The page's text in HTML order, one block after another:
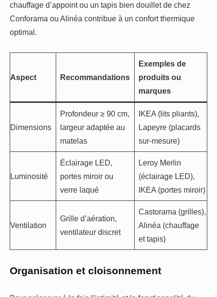
chauffage d’appoint ou un tapis bien douillet de chez
Conforama ou Alinéa contribue à un confort thermique
optimal.
Aspect Recommandations
Exemples de
produits ou
marques
Dimensions
Profondeur ≥ 90 cm,
largeur adaptée au
matelas
IKEA (lits pliants),
Lapeyre (placards
sur-mesure)
Luminosité
Éclairage LED,
portes miroir ou
verre laqué
Leroy Merlin
(éclairage LED),
IKEA (portes miroir)
Ventilation
Grille d’aération,
ventilateur discret
Castorama (grilles),
Alinéa (chauffage
et tapis)
Organisation et cloisonnement